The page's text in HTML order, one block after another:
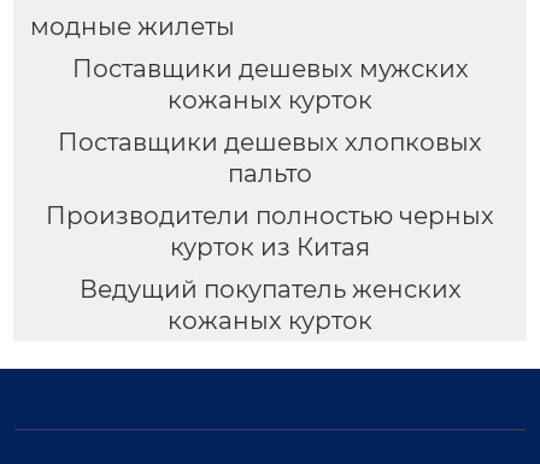
модные жилеты
Поставщики дешевых мужских
кожаных курток
Поставщики дешевых хлопковых
пальто
Производители полностью черных
курток из Китая
Ведущий покупатель женских
кожаных курток